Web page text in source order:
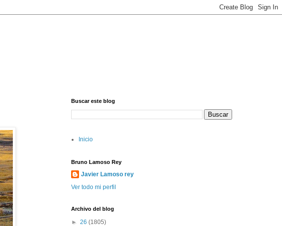
Buscar este blog
Inicio
Bruno Lamoso Rey
Javier Lamoso rey
Ver todo mi perfil
Archivo del blog
► 26 (1805)